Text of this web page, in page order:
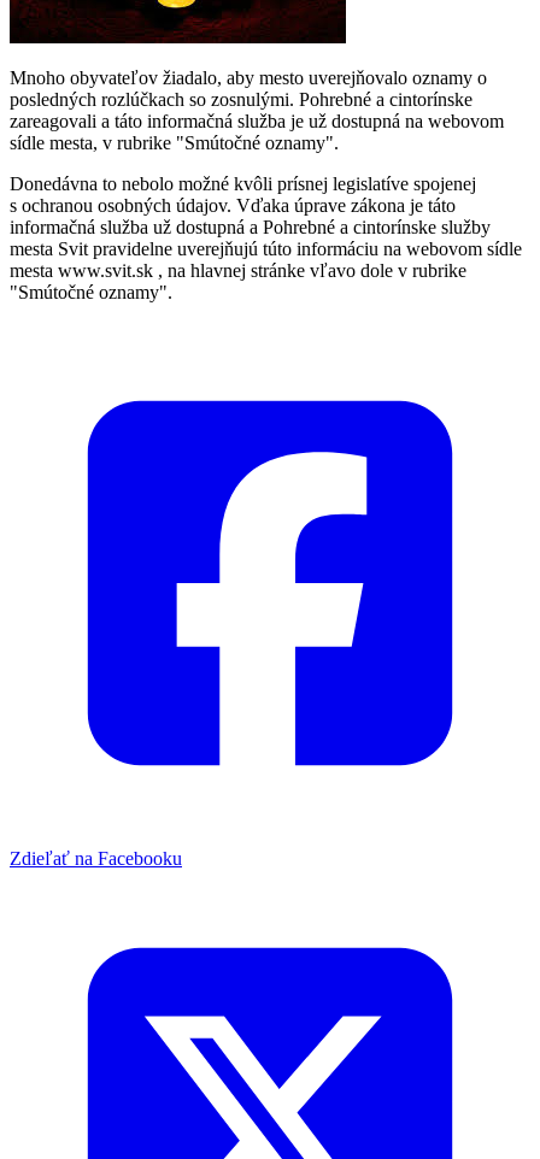
Mnoho obyvateľov žiadalo, aby mesto uverejňovalo oznamy o
posledných rozlúčkach so zosnulými. Pohrebné a cintorínske
zareagovali a táto informačná služba je už dostupná na webovom
sídle mesta, v rubrike "Smútočné oznamy".
Donedávna to nebolo možné kvôli prísnej legislatíve spojenej
s ochranou osobných údajov. Vďaka úprave zákona je táto
informačná služba už dostupná a Pohrebné a cintorínske služby
mesta Svit pravidelne uverejňujú túto informáciu na webovom sídle
mesta www.svit.sk , na hlavnej stránke vľavo dole v rubrike
"Smútočné oznamy".
Zdieľať na Facebooku